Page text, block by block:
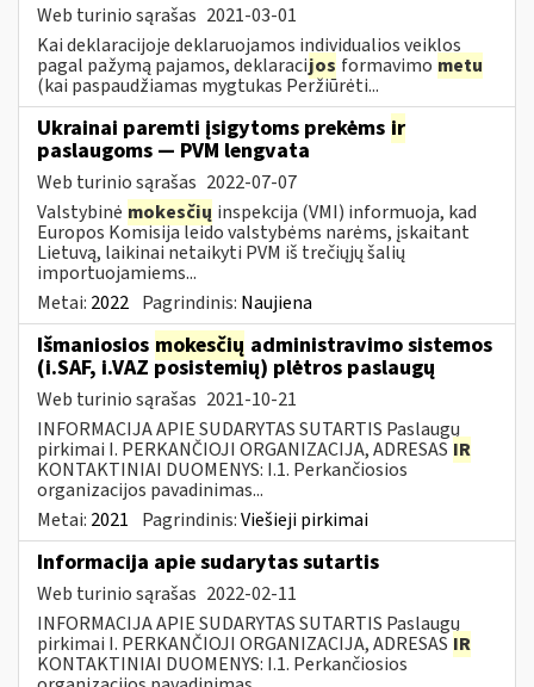
Web turinio sąrašas 2021-03-01
Kai deklaracijoje deklaruojamos individualios veiklos
pagal pažymą pajamos, deklaracijos formavimo metu
(kai paspaudžiamas mygtukas Peržiūrėti...
Ukrainai paremti įsigytoms prekėms ir
paslaugoms — PVM lengvata
Web turinio sąrašas 2022-07-07
Valstybinė mokesčių inspekcija (VMI) informuoja, kad
Europos Komisija leido valstybėms narėms, įskaitant
Lietuvą, laikinai netaikyti PVM iš trečiųjų šalių
importuojamiems...
Metai: 2022 Pagrindinis: Naujiena
Išmaniosios mokesčių administravimo sistemos
(i.SAF, i.VAZ posistemių) plėtros paslaugų
Web turinio sąrašas 2021-10-21
INFORMACIJA APIE SUDARYTAS SUTARTIS Paslaugų
pirkimai I. PERKANČIOJI ORGANIZACIJA, ADRESAS IR
KONTAKTINIAI DUOMENYS: I.1. Perkančiosios
organizacijos pavadinimas...
Metai: 2021 Pagrindinis:Viešieji pirkimai
Informacija apie sudarytas sutartis
Web turinio sąrašas 2022-02-11
INFORMACIJA APIE SUDARYTAS SUTARTIS Paslaugų
pirkimai I. PERKANČIOJI ORGANIZACIJA, ADRESAS IR
KONTAKTINIAI DUOMENYS: I.1. Perkančiosios